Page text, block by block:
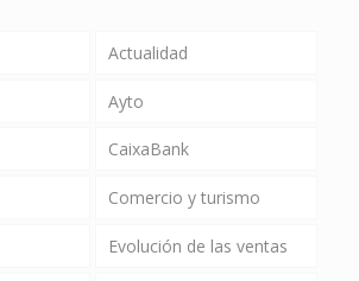
Actualidad
Ayto
CaixaBank
Comercio y turismo
Evolución de las ventas